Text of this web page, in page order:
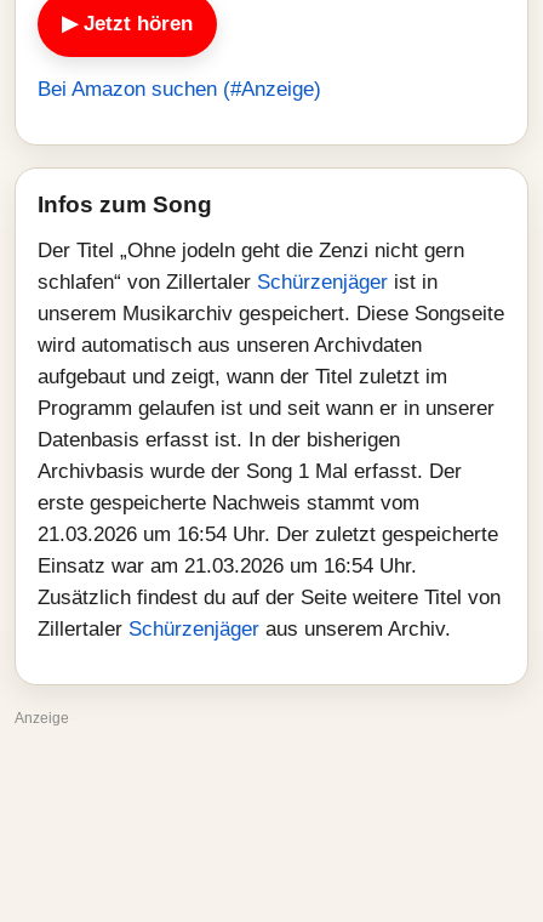
▶ Jetzt hören
Bei Amazon suchen (#Anzeige)
Infos zum Song
Der Titel „Ohne jodeln geht die Zenzi nicht gern
schlafen“ von Zillertaler Schürzenjäger ist in
unserem Musikarchiv gespeichert. Diese Songseite
wird automatisch aus unseren Archivdaten
aufgebaut und zeigt, wann der Titel zuletzt im
Programm gelaufen ist und seit wann er in unserer
Datenbasis erfasst ist. In der bisherigen
Archivbasis wurde der Song 1 Mal erfasst. Der
erste gespeicherte Nachweis stammt vom
21.03.2026 um 16:54 Uhr. Der zuletzt gespeicherte
Einsatz war am 21.03.2026 um 16:54 Uhr.
Zusätzlich findest du auf der Seite weitere Titel von
Zillertaler Schürzenjäger aus unserem Archiv.
Anzeige